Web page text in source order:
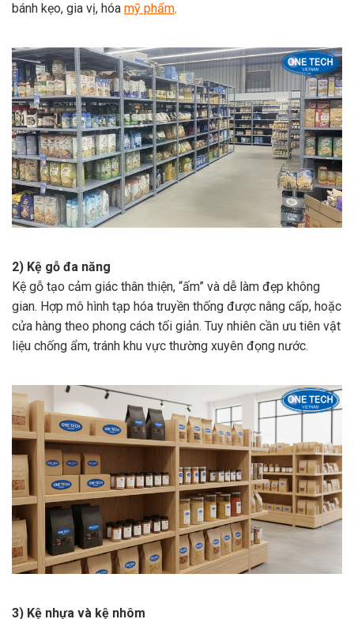
bánh kẹo, gia vị, hóa mỹ phẩm.
2) Kệ gỗ đa năng
Kệ gỗ tạo cảm giác thân thiện, “ấm” và dễ làm đẹp không
gian. Hợp mô hình tạp hóa truyền thống được nâng cấp, hoặc
cửa hàng theo phong cách tối giản. Tuy nhiên cần ưu tiên vật
liệu chống ẩm, tránh khu vực thường xuyên đọng nước.
3) Kệ nhựa và kệ nhôm